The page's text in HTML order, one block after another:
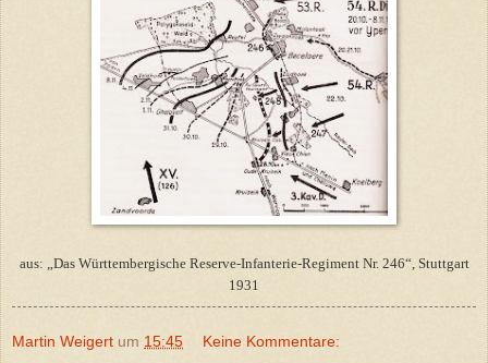
aus: „Das Württembergische Reserve-Infanterie-Regiment Nr. 246“, Stuttgart
1931
Martin Weigert um 15:45 Keine Kommentare: